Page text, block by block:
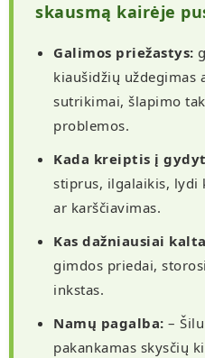
skausmą kairėje
Galimos priežastys:
kiaušidžių uždegimas
sutrikimai, šlapimo
problemos.
Kada kreiptis į
stiprus, ilgalaikis, lydi
ar karščiavimas.
Kas dažniausiai
gimdos priedai,
inkstas.
Namų pagalba: –
pakankamas skysčių